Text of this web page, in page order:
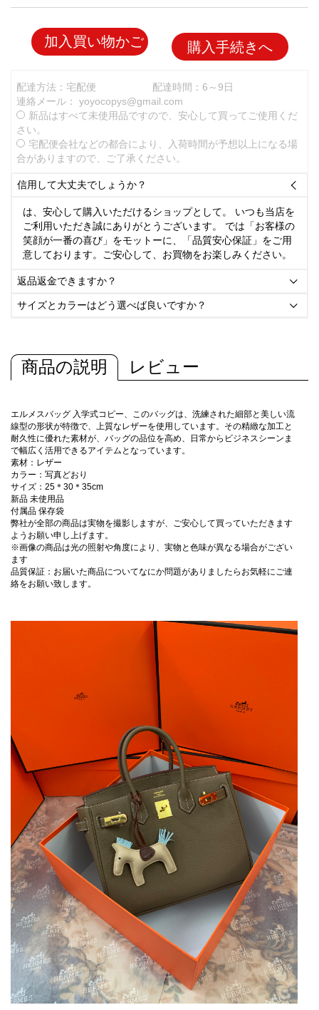
加入買い物かご 購入手続きへ
配達方法：宅配便
配達時間：6～9日
連絡メール： yoyocopys@gmail.com
新品はすべて未使用品ですので、安心して買ってご使用くだ
さい。
宅配便会社などの都合により、入荷時間が予想以上になる場
合がありますので、ご了承ください。
信用して大丈夫でしょうか？ 
は、安心して購入いただけるショップとして。 いつも当店を
ご利用いただき誠にありがとうございます。 では「お客様の
笑顔が一番の喜び」をモットーに、「品質安心保証」をご用
意しております。ご安心して、お買物をお楽しみください。
返品返金できますか？ 
サイズとカラーはどう選べば良いですか？ 
商品の説明 レビュー
エルメスバッグ 入学式コピー、このバッグは、洗練された細部と美しい流
線型の形状が特徴で、上質なレザーを使用しています。その精緻な加工と
耐久性に優れた素材が、バッグの品位を高め、日常からビジネスシーンま
で幅広く活用できるアイテムとなっています。
素材：レザー
カラー：写真どおり
サイズ：25＊30＊35cm
新品 未使用品
付属品 保存袋
弊社が全部の商品は実物を撮影しますが、ご安心して買っていただきます
ようお願い申し上げます。
※画像の商品は光の照射や角度により、実物と色味が異なる場合がござい
ます
品質保証：お届いた商品についてなにか問題がありましたらお気軽にご連
絡をお願い致します。